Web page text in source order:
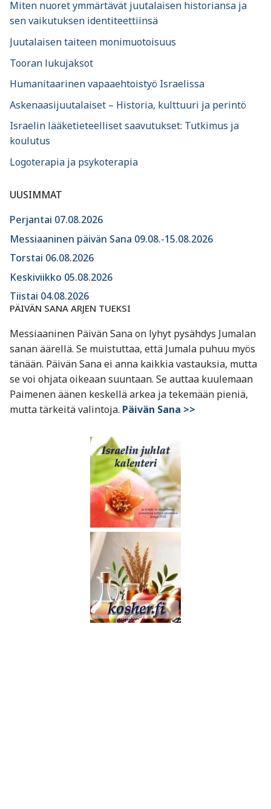
Miten nuoret ymmärtävät juutalaisen historiansa ja
sen vaikutuksen identiteettiinsä
Juutalaisen taiteen monimuotoisuus
Tooran lukujaksot
Humanitaarinen vapaaehtoistyö Israelissa
Askenaasijuutalaiset – Historia, kulttuuri ja perintö
Israelin lääketieteelliset saavutukset: Tutkimus ja
koulutus
Logoterapia ja psykoterapia
UUSIMMAT
Perjantai 07.08.2026
Messiaaninen päivän Sana 09.08.-15.08.2026
Torstai 06.08.2026
Keskiviikko 05.08.2026
Tiistai 04.08.2026
PÄIVÄN SANA ARJEN TUEKSI
Messiaaninen Päivän Sana on lyhyt pysähdys Jumalan
sanan äärellä. Se muistuttaa, että Jumala puhuu myös
tänään. Päivän Sana ei anna kaikkia vastauksia, mutta
se voi ohjata oikeaan suuntaan. Se auttaa kuulemaan
Paimenen äänen keskellä arkea ja tekemään pieniä,
mutta tärkeitä valintoja. Päivän Sana >>